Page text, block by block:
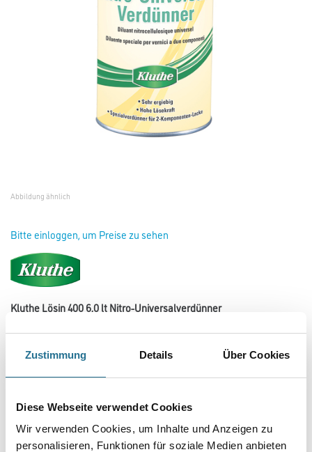
Zustimmung Details Über Cookies
Diese Webseite verwendet Cookies
Wir verwenden Cookies, um Inhalte und Anzeigen zu
personalisieren, Funktionen für soziale Medien anbieten
Abbildung ähnlich
Bitte einloggen, um Preise zu sehen
Kluthe Lösin 400 6,0 lt Nitro-Universalverdünner
Gebinde